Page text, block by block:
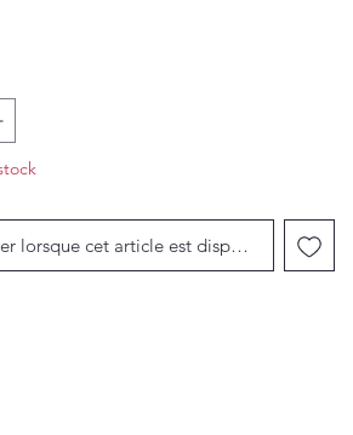
lorsque cet article est disponible